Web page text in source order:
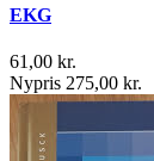
EKG
61,00 kr.
Nypris 275,00 kr.